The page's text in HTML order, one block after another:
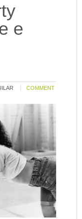
e
COMMENT